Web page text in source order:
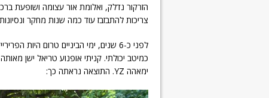
הזרקור נדלק, ואלומת אור עצומה ושופעת
צריכות להתבזבז עוד כמה שנות מחקר
לפני כ-6 שנים, ימי הביניים טרום
כמיטב יכולתי. קניתי אופנוע טריאל ישן
ימאהה YZ. התוצאה נראתה כך: